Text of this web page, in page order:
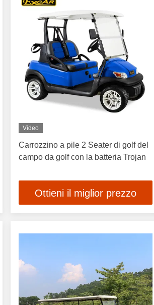
Video
Carrozzino a pile 2 Seater di golf del
campo da golf con la batteria Trojan
Ottieni il miglior prezzo